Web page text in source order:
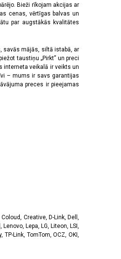
Bieži rīkojam akcijas ar
cenas, vērtīgas balvas un
par augstākās kvalitātes
savās mājās, siltā istabā, ar
taustiņu „Pirkt” un preci
interneta veikalā ir veikts un
– mums ir savs garantijas
preces ir pieejamas
Creative, D-Link, Dell,
Lepa, LG, Liteon, LSI,
Link, TomTom, OCZ, OKI,